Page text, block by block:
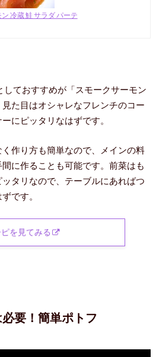
冷蔵 鮭 サラダ パーテ
ておすすめが「スモークサーモン
た目はオシャレなフレンチのコー
にピッタリなはずです。
作り方も簡単なので、メインの料
に作ることも可能です。前菜はも
タリなので、テーブルにあればつ
です。
を見てみる
要！簡単ポトフ